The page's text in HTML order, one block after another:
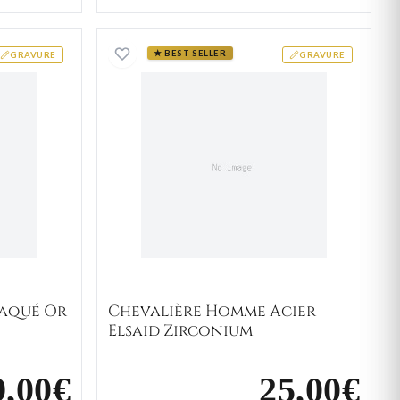
GRAVURE
Homme Plaqué Or Raghed
Or
GRAVURE
★ BEST-SELLER Chevalière Homme Acier
Chevalière Homme Acier
Elsaid Zirconium